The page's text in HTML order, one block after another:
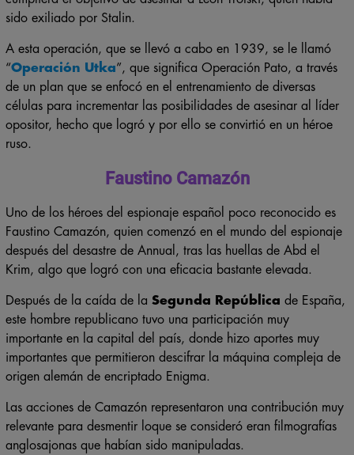
cumpliera el objetivo de asesinar a León Trotski, quien había
A esta operación, que se llevó a cabo en 1939, se le llamó
“Operación Utka”, que significa Operación Pato, a través
de un plan que se enfocó en el entrenamiento de diversas
células para incrementar las posibilidades de asesinar al líder
opositor, hecho que logró y por ello se convirtió en un héroe
Uno de los héroes del espionaje español poco reconocido es
Faustino Camazón, quien comenzó en el mundo del espionaje
después del desastre de Annual, tras las huellas de Abd el
Después de la caída de laSegunda Repúblicade España,
este hombre republicano tuvo una participación muy
importante en la capital del país, donde hizo aportes muy
importantes que permitieron descifrar la máquina compleja de
Las acciones de Camazón representaron una contribución muy
relevante para desmentir loque se consideró eran filmografías